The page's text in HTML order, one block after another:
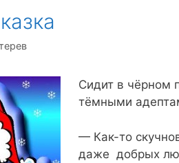
Сидит в чёрном
тёмными
— Как-то
даже добрых